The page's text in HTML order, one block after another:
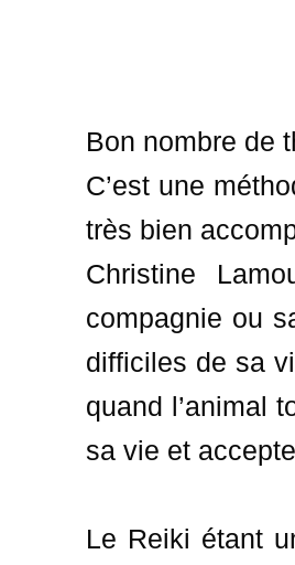
Bon nombre de
C’est une
très bien
Christine
compagnie ou
difficiles de sa
quand l’animal
sa vie et
Le Reiki étant